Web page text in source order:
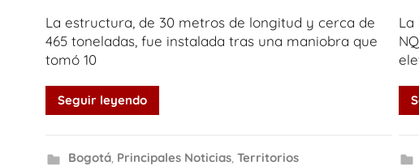
La estructura, de 30 metros de longitud y cerca de
465 toneladas, fue instalada tras una maniobra que
tomó 10
Seguir leyendo
Bogotá, Principales Noticias, Territorios
La